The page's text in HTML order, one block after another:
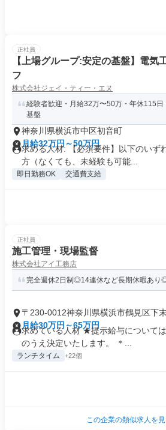
正社員
【上場グループ:安定の基盤】電気
フ
株式会社ジェイ・ティー・エヌ
経験者歓迎・月給32万〜50万・年休115日
基盤
神奈川県横浜市中区初音町
月給32万円～50万円
求める人材: 【必須要件】以下のいず
方（なくても、未経験も可能...
即日勤務OK 交通費支給
正社員
施工管理・現場監督
株式会社アイ工務店
完全週休2日制◎14連休など長期休暇あり
〒230-0012神奈川県横浜市鶴見区下
月給30万円～65万円
求めている人材 ★提示給与について
のうえ決定いたします。 ＊...
ランチタイム +22個
この企業の類似求人を